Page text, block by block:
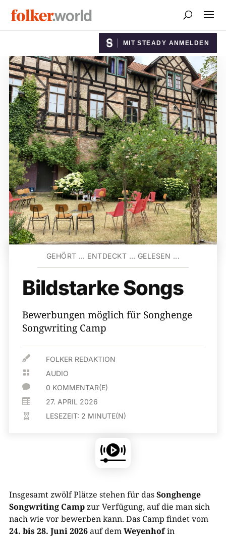
MIT STEADY ANMELDEN
GEHÖRT … ENTDECKT … GELESEN ...
Bildstarke Songs
Bewerbungen möglich für Songhenge
Songwriting Camp
 FOLKER REDAKTION
 AUDIO
 0 KOMMENTAR(E)
 27. APRIL 2026
 LESEZEIT: 2 MINUTE(N)
Insgesamt zwölf Plätze stehen für dasSonghenge
Songwriting Campzur Verfügung, auf die man sich
nach wie vor bewerben kann. Das Camp findet vom
24. bis 28. Juni 2026auf demWeyenhofin